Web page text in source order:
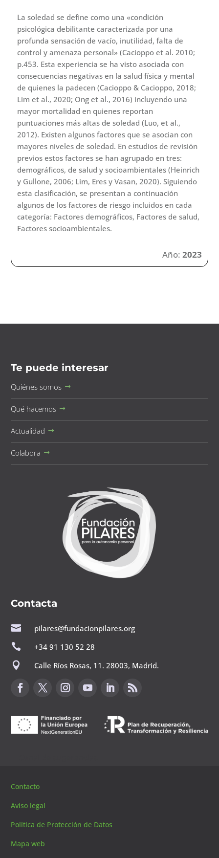
La soledad se define como una «condición
psicológica debilitante caracterizada por una
profunda sensación de vacío, inutilidad, falta de
control y amenaza personal» (Cacioppo et al. 2010;
p.453. Esta experiencia se ha visto asociada con
consecuencias negativas en la salud física y mental
de quienes la padecen (Cacioppo & Cacioppo, 2018;
Lim et al., 2020; Ong et al., 2016) incluyendo una
mayor mortalidad en quienes reportan
puntuaciones más altas de soledad (Luo, et al.,
2012). Existen algunos factores que se asocian con
mayores niveles de soledad. En estudios de revisión
previos estos factores se han agrupado en tres:
demográficos, de salud y socioambientales (Heinrich
y Gullone, 2006; Lim, Eres y Vasan, 2020). Siguiendo
esta clasificación, se presentan a continuación
algunos de los factores de riesgo incluidos en cada
categoría: Factores demográficos, Factores de salud,
Factores socioambientales.
Año: 2023
Te puede interesar
Quiénes somos
Qué hacemos
Actualidad
Colabora
Contacta

pilares@fundacionpilares.org

+34 91 130 52 28

Calle Ríos Rosas, 11. 28003, Madrid.
Contacto
Aviso legal
Política de Protección de Datos
Mapa web